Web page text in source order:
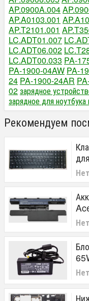
AP.0900A.004
AP.A0103.001
AP.T2101.001
LC.ADT01.007
LC.ADT06.002
LC.ADT00.033 PA-
PA-1900-04AW PA-
24 PA-1900-24AR
02зарядное
зарядное для ноутбука
Рекомендуем